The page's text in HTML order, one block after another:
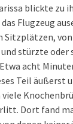
blickte zu
Flugzeug
Sitzplätzen, von
stürzte oder
acht
Teil äußerst
Dort fand